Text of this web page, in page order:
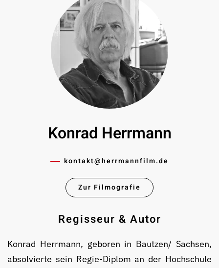
Konrad Herrmann
kontakt@­herrmannfilm.de
Zur Filmografie
Regisseur & Autor
Konrad Herrmann, geboren in Bautzen/ Sachsen,
ab­sol­vierte sein Regie-Diplom an der Hochschule